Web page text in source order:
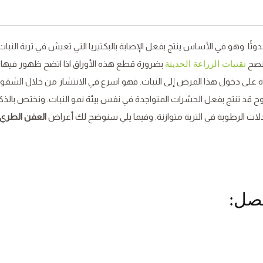
وهو في الأساس ينتج بفعل الإصابة بالبكتيريا التي تعيش في تربة
تقنيات الزراعة الحديثة بضرورة قطع هذه الأوراق اذا اتضح ظهور
دخول هذا المرض إلى النبات. فهو اسرع في الانتشار من خلال
قد تنتج بفعل الحشرات المتواجدة في نفس بيئة نمو النبات. ونختص
الرطوبة في التربة متوازنة. وفيما يلي سنوضح لك أعراضالعفن